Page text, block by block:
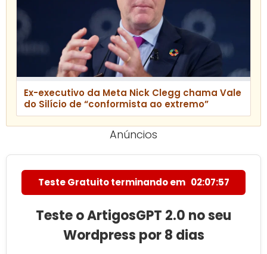
Ex-executivo da Meta Nick Clegg chama Vale
do Silício de “conformista ao extremo”
Anúncios
Teste Gratuito terminando em 02:07:56
Teste o ArtigosGPT 2.0 no seu
Wordpress por 8 dias